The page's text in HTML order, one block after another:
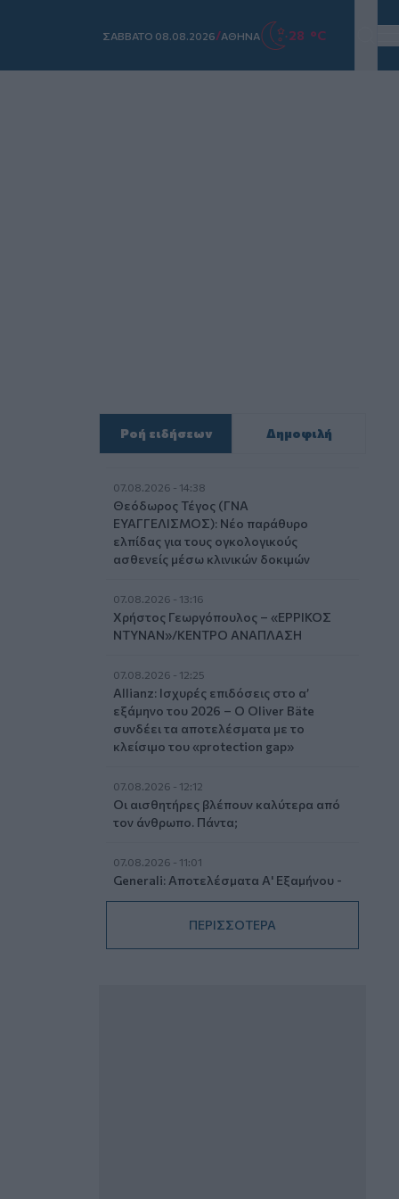
ΣAΒΒΑΤΟ 08.08.2026/ΑΘΗΝΑ 28 °C
Ροή ειδήσεων Δημοφιλή
07.08.2026 - 14:38
Θεόδωρος Τέγος (ΓΝΑ
ΕΥΑΓΓΕΛΙΣΜΟΣ): Νέο παράθυρο
ελπίδας για τους ογκολογικούς
ασθενείς μέσω κλινικών δοκιμών
07.08.2026 - 13:16
Χρήστος Γεωργόπουλος – «ΕΡΡΙΚΟΣ
ΝΤΥΝΑΝ»/ΚΕΝΤΡΟ ΑΝΑΠΛΑΣΗ
07.08.2026 - 12:25
Allianz: Ισχυρές επιδόσεις στο α’
εξάμηνο του 2026 – Ο Oliver Bäte
συνδέει τα αποτελέσματα με το
κλείσιμο του «protection gap»
07.08.2026 - 12:12
Οι αισθητήρες βλέπουν καλύτερα από
τον άνθρωπο. Πάντα;
07.08.2026 - 11:01
Generali: Αποτελέσματα Α' Εξαμήνου -
Εξαιρετική ανάπτυξη στα Λειτουργικά
Αποτελέσματα με συμβολή από όλες
τις επιχειρηματικές δραστηριότητες
ΠΕΡΙΣΣΟΤΕΡΑ